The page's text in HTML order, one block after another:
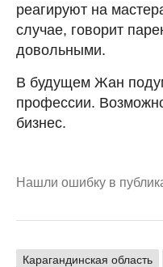
реагируют на
случае, говорит
довольными.
В будущем Жан
профессии.
бизнес.
Нашли ошибку в
Карагандинская область